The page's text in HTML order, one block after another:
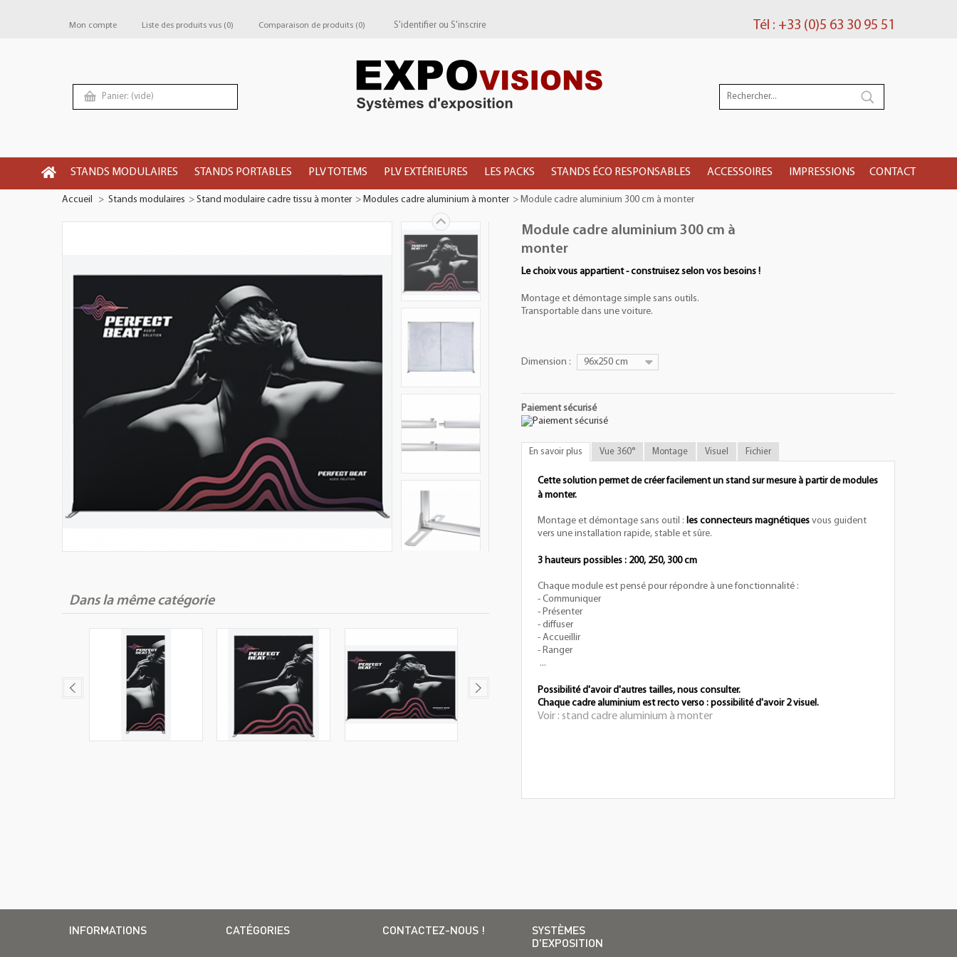
Mon compte Liste des produits vus (0) Comparaison de produits (0) S'identifier ou S'inscrire Tél : +33 (0)5 63 30 95 51
Panier: (vide)
STANDS MODULAIRES STANDS PORTABLES PLV TOTEMS PLV EXTÉRIEURES LES PACKS STANDS ÉCO RESPONSABLES ACCESSOIRES IMPRESSIONS CONTACT
Accueil > Stands modulaires > Stand modulaire cadre tissu à monter > Modules cadre aluminium à monter > Module cadre aluminium 300 cm à monter
Dans la même catégorie
Module cadre aluminium 300 cm à
monter
Le choix vous appartient - construisez selon vos besoins !
Montage et démontage simple sans outils.
Transportable dans une voiture.
Dimension : 96x250 cm
Paiement sécurisé
En savoir plus Vue 360° Montage Visuel Fichier
Cette solution permet de créer facilement un stand sur mesure à partir de modules
à monter.
Montage et démontage sans outil : les connecteurs magnétiques vous guident
vers une installation rapide, stable et sûre.
3 hauteurs possibles : 200, 250, 300 cm
Chaque module est pensé pour répondre à une fonctionnalité :
- Communiquer
- Présenter
- diffuser
- Accueillir
- Ranger
...
Possibilité d'avoir d'autres tailles, nous consulter.
Chaque cadre aluminium est recto verso : possibilité d'avoir 2 visuel.
Voir : stand cadre aluminium à monter
INFORMATIONS CATÉGORIES CONTACTEZ-NOUS !
SYSTÈMES
D'EXPOSITION